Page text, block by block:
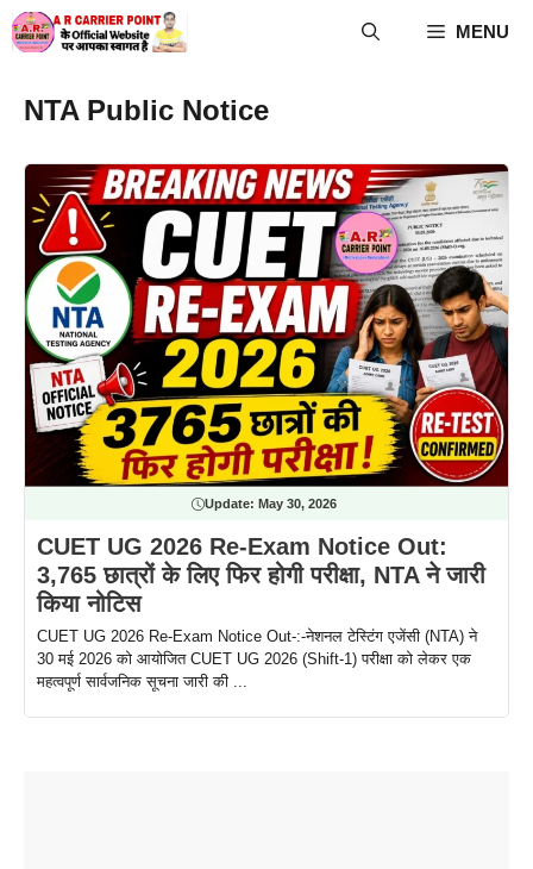
Skip
to
MENU
NTA Public Notice
Update: May 30, 2026
CUET UG 2026 Re-Exam Notice Out:
3,765 छात्रों के लिए फिर होगी परीक्षा, NTA ने जारी
किया नोटिस
CUET UG 2026 Re-Exam Notice Out-:-नेशनल टेस्टिंग एजेंसी (NTA) ने
30 मई 2026 को आयोजित CUET UG 2026 (Shift-1) परीक्षा को लेकर एक
महत्वपूर्ण सार्वजनिक सूचना जारी की ...